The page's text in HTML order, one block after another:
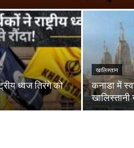
ध्वज तिरंगे को
खालिस्तान
कनाडा में
खालिस्तानी